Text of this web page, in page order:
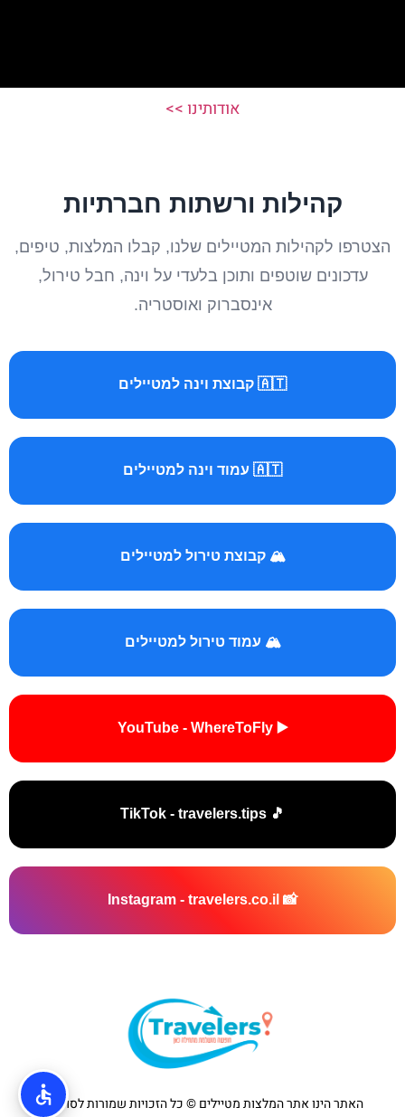
אודותינו >>
קהילות ורשתות חברתיות
הצטרפו לקהילות המטיילים שלנו, קבלו המלצות, טיפים,
עדכונים שוטפים ותוכן בלעדי על וינה, חבל טירול,
אינסברוק ואוסטריה.
🇦🇹 קבוצת וינה למטיילים
🇦🇹 עמוד וינה למטיילים
🏔️ קבוצת טירול למטיילים
🏔️ עמוד טירול למטיילים
▶️ YouTube - WhereToFly
🎵 TikTok - travelers.tips
📸 Instagram - travelers.co.il
האתר הינו אתר המלצות מטיילים © כל הזכויות שמורות לסוכנות